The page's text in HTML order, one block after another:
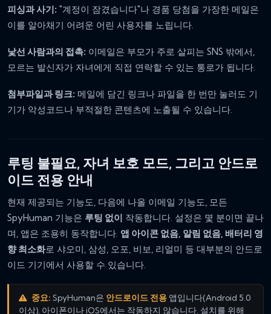
피싱과 사기: "계정이 잠겼습니다"나 경품 당첨을 가장한 메일은
이를 알아채기 어려운 어린 사용자를 노립니다.
낯선 사람과의 접촉: 이메일은 부모가 주로 살피는 SNS 밖에서,
모르는 발신자가 자녀에게 직접 연락할 수 있는 통로가 됩니다.
첨부파일과 링크: 메일에 담긴 링크나 파일을 한 번만 눌러도 기
기가 악성코드나 부적절한 콘텐츠에 노출될 수 있습니다.
루팅 불필요, 자녀 보호 모드, 그리고 안드로
이드 전용 안내
현재 제공되는 기능도, 다음에 나올 이메일 기능도, 모든
SpyHuman 기능은 루팅 없이 작동합니다. 설정은 몇 분이면 끝나
며, 앱은 조용히 동작합니다. 앱 아이콘 없음, 알림 없음, 배터리 영
향 최소화로 샤오미, 삼성, 오포, 비보, 리얼미 등 대부분의 안드로
이드 기기에서 사용할 수 있습니다.
중요: SpyHuman은 안드로이드 전용 앱입니다(Android 5.0
이상). 아이폰이나 iOS에서는 작동하지 않습니다. 설치를 위해